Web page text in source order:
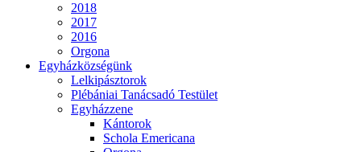
2018
2017
2016
Orgona
Egyházközségünk
Lelkipásztorok
Plébániai Tanácsadó Testület
Egyházzene
Kántorok
Schola Emericana